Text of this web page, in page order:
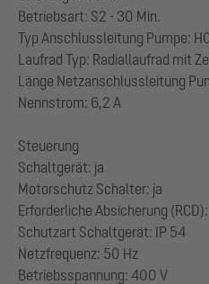
Betriebsart: S2 - 30 Min.
Typ Anschlussleitung Pumpe:
Laufrad Typ: Radiallaufrad mit
Länge Netzanschlussleitung
Nennstrom: 6,2 A
Steuerung
Schaltgerät: ja
Motorschutz Schalter: ja
Erforderliche Absicherung
Schutzart Schaltgerät: IP 54
Netzfrequenz: 50 Hz
Betriebsspannung: 400 V